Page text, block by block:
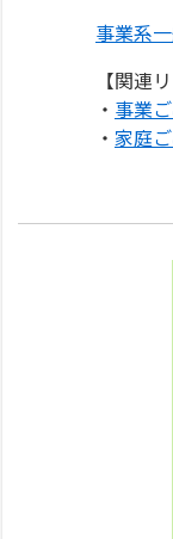
事業系
【関連
・ 事業
・ 家庭